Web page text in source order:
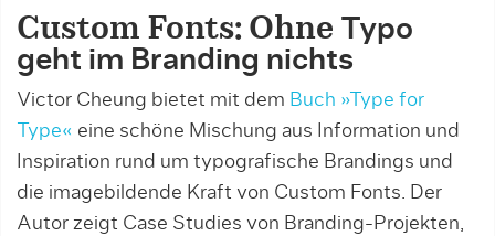
Custom Fonts: Ohne Typo
geht im Branding nichts
Victor Cheung bietet mit dem Buch »Type for
Type« eine schöne Mischung aus Information und
Inspiration rund um typografische Brandings und
die imagebildende Kraft von Custom Fonts. Der
Autor zeigt Case Studies von Branding-Projekten,